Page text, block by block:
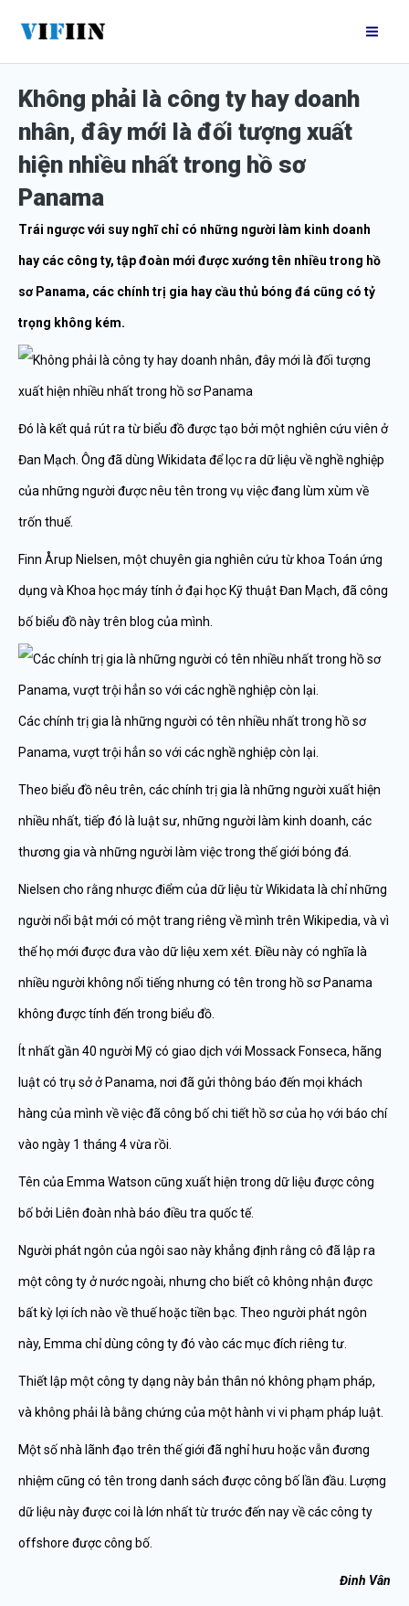
nội
dungKhông phải là công ty hay doanh
nhân, đây mới là đối tượng xuất
hiện nhiều nhất trong hồ sơ
Panama
Trái ngược với suy nghĩ chỉ có những người làm kinh doanh
hay các công ty, tập đoàn mới được xướng tên nhiều trong hồ
sơ Panama, các chính trị gia hay cầu thủ bóng đá cũng có tỷ
trọng không kém.
Đó là kết quả rút ra từ biểu đồ được tạo bởi một nghiên cứu viên ở
Đan Mạch. Ông đã dùng Wikidata để lọc ra dữ liệu về nghề nghiệp
của những người được nêu tên trong vụ việc đang lùm xùm về
trốn thuế.
Finn Årup Nielsen, một chuyên gia nghiên cứu từ khoa Toán ứng
dụng và Khoa học máy tính ở đại học Kỹ thuật Đan Mạch, đã công
bố biểu đồ này trên blog của mình.
Các chính trị gia là những người có tên nhiều nhất trong hồ sơ
Panama, vượt trội hẳn so với các nghề nghiệp còn lại.
Theo biểu đồ nêu trên, các chính trị gia là những người xuất hiện
nhiều nhất, tiếp đó là luật sư, những người làm kinh doanh, các
thương gia và những người làm việc trong thế giới bóng đá.
Nielsen cho rằng nhược điểm của dữ liệu từ Wikidata là chỉ những
người nổi bật mới có một trang riêng về mình trên Wikipedia, và vì
thế họ mới được đưa vào dữ liệu xem xét. Điều này có nghĩa là
nhiều người không nổi tiếng nhưng có tên trong hồ sơ Panama
không được tính đến trong biểu đồ.
Ít nhất gần 40 người Mỹ có giao dịch với Mossack Fonseca, hãng
luật có trụ sở ở Panama, nơi đã gửi thông báo đến mọi khách
hàng của mình về việc đã công bố chi tiết hồ sơ của họ với báo chí
vào ngày 1 tháng 4 vừa rồi.
Tên của Emma Watson cũng xuất hiện trong dữ liệu được công
bố bởi Liên đoàn nhà báo điều tra quốc tế.
Người phát ngôn của ngôi sao này khẳng định rằng cô đã lập ra
một công ty ở nước ngoài, nhưng cho biết cô không nhận được
bất kỳ lợi ích nào về thuế hoặc tiền bạc. Theo người phát ngôn
này, Emma chỉ dùng công ty đó vào các mục đích riêng tư.
Thiết lập một công ty dạng này bản thân nó không phạm pháp,
và không phải là bằng chứng của một hành vi vi phạm pháp luật.
Một số nhà lãnh đạo trên thế giới đã nghỉ hưu hoặc vẫn đương
nhiệm cũng có tên trong danh sách được công bố lần đầu. Lượng
dữ liệu này được coi là lớn nhất từ trước đến nay về các công ty
offshore được công bố.
Đinh Vân